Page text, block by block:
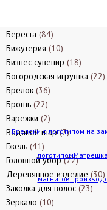
Брелоки с логотипом на
логотипом
магнитов
Береста 84
Бижутерия 10
Бизнес сувенир 18
Богородская игрушка 22
Брелок 36
Брошь 22
Варежки 2
Водяной шар 7
Гжель 41
Головной убор 72
Деревянное изделие 30
Заколка для волос 23
Зеркало 10